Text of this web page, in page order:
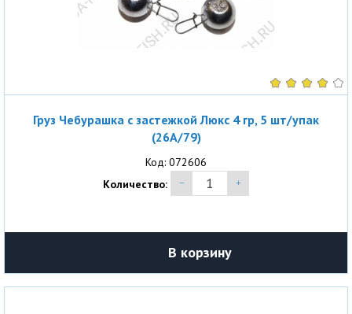
Груз Чебурашка с застежкой Люкс 4 гр, 5 шт/упак
(26A/79)
Код: 072606
Количество:
В корзину